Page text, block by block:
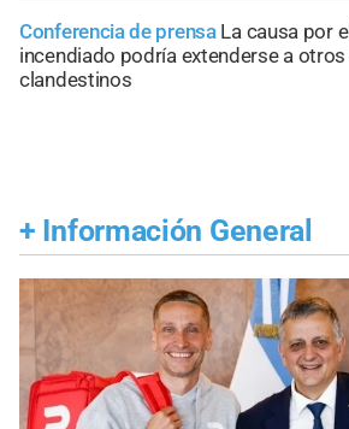
Conferencia de prensa La causa por
incendiado podría extenderse a
clandestinos
+ Información General